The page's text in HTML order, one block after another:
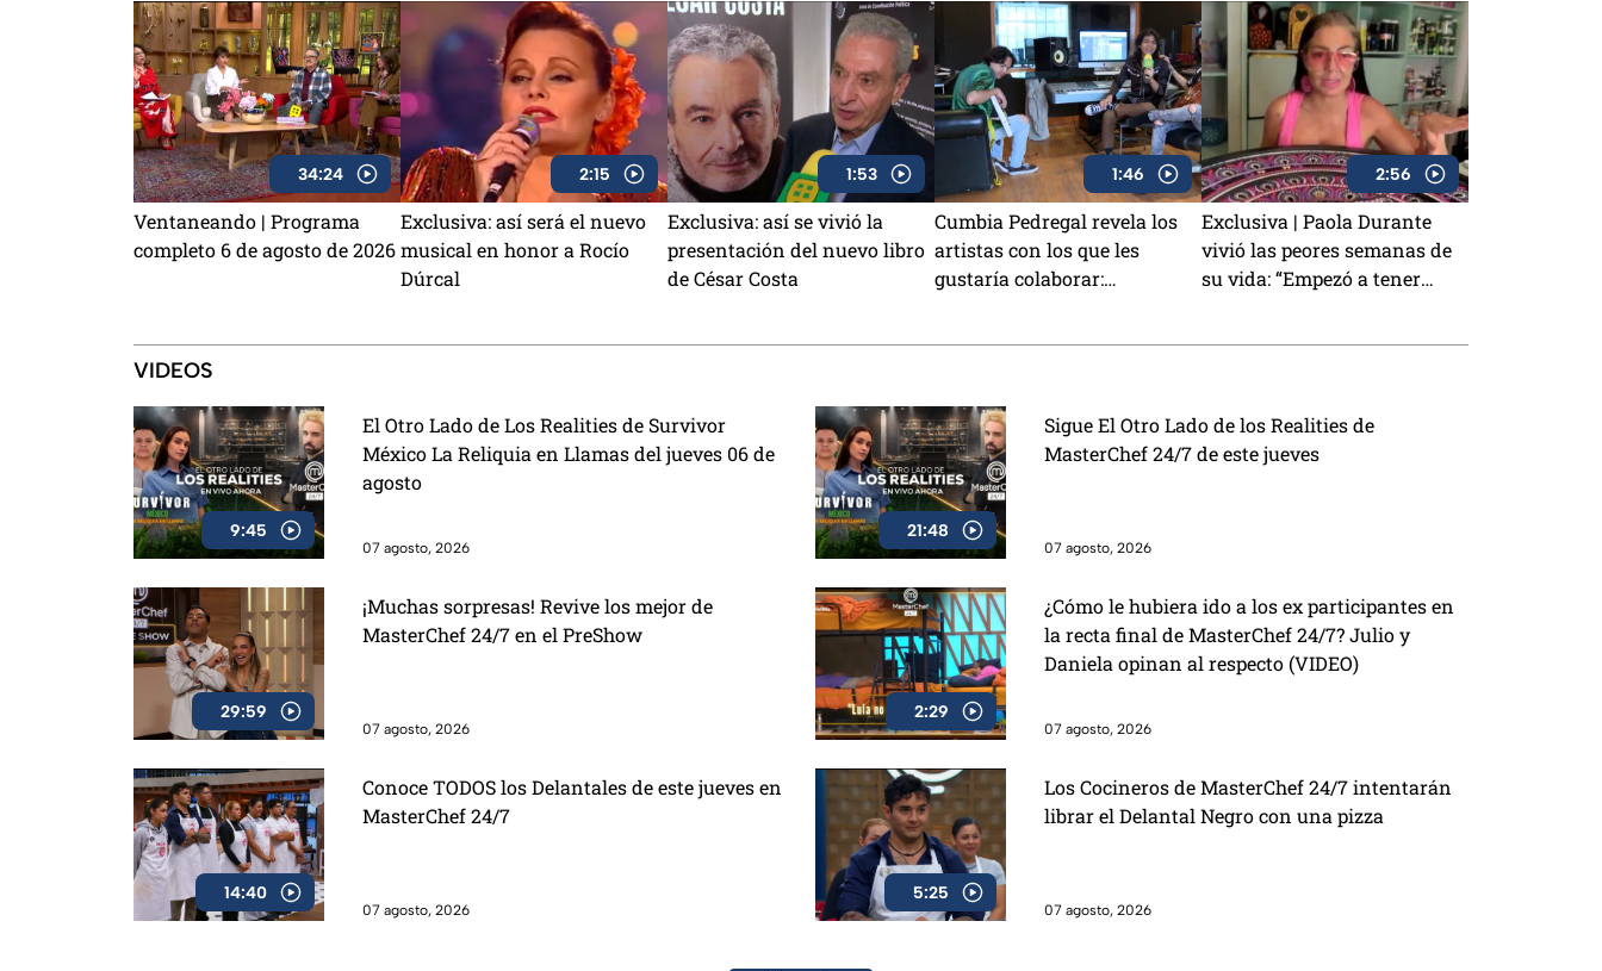
34:24
Ventaneando | Programa
completo 6 de agosto de 2026
2:15
Exclusiva: así será el nuevo
musical en honor a Rocío
Dúrcal
1:53
Exclusiva: así se vivió la
presentación del nuevo libro
de César Costa
1:46
Cumbia Pedregal revela los
artistas con los que les
gustaría colaborar:
2:56
Exclusiva | Paola Durante
vivió las peores semanas de
su vida: “Empezó a tener
VIDEOS
9:45
El Otro Lado de Los Realities de Survivor
México La Reliquia en Llamas del jueves 06 de
agosto
07 agosto, 2026
21:48
Sigue El Otro Lado de los Realities de
MasterChef 24/7 de este jueves
07 agosto, 2026
29:59
¡Muchas sorpresas! Revive los mejor de
MasterChef 24/7 en el PreShow
07 agosto, 2026
2:29
¿Cómo le hubiera ido a los ex participantes en
la recta final de MasterChef 24/7? Julio y
Daniela opinan al respecto (VIDEO)
07 agosto, 2026
14:40
Conoce TODOS los Delantales de este jueves en
MasterChef 24/7
07 agosto, 2026
5:25
Los Cocineros de MasterChef 24/7 intentarán
librar el Delantal Negro con una pizza
07 agosto, 2026